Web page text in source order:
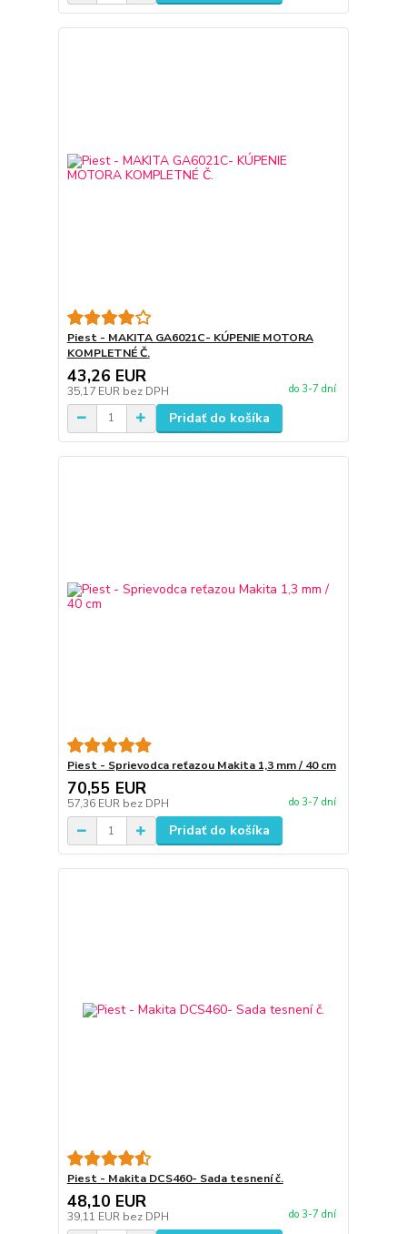
Piest - MAKITA GA6021C- KÚPENIE MOTORA
KOMPLETNÉ Č.
43,26 EUR
35,17 EUR bez DPH do 3-7 dní
Pridať do košíka
Piest - Sprievodca reťazou Makita 1,3 mm / 40 cm
70,55 EUR
57,36 EUR bez DPH do 3-7 dní
Pridať do košíka
Piest - Makita DCS460- Sada tesnení č.
48,10 EUR
39,11 EUR bez DPH do 3-7 dní